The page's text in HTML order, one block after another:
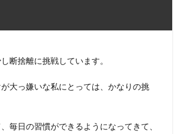
断捨離に挑戦しています。
大っ嫌いな私にとっては、かなりの挑
毎日の習慣ができるようになってきて、